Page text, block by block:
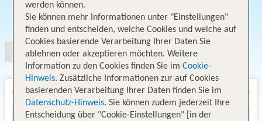
Angebotsauswahl
werden können.
Sie können mehr Informationen unter "Einstellungen"
finden und entscheiden, welche Cookies und welche auf
Cookies basierende Verarbeitung Ihrer Daten Sie
ablehnen oder akzeptieren möchten. Weitere
Information zu den Cookies finden Sie im Cookie-
Hinweis. Zusätzliche Informationen zur auf Cookies
basierenden Verarbeitung Ihrer Daten finden Sie im
Datenschutz-Hinweis. Sie können zudem jederzeit Ihre
Entscheidung über "Cookie-Einstellungen" [in der